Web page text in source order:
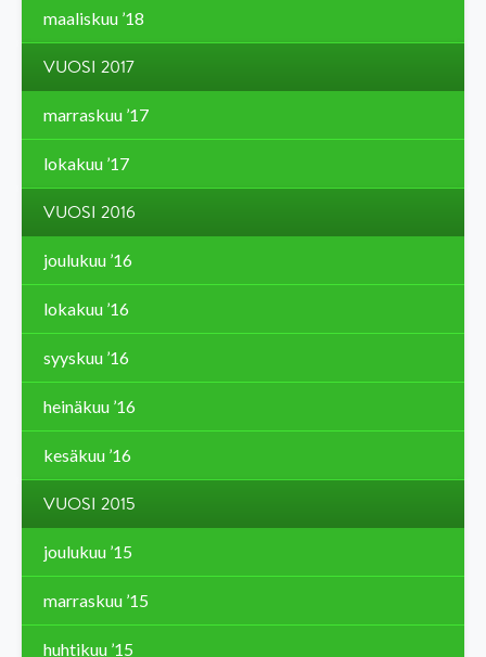
maaliskuu ’18
VUOSI 2017
marraskuu ’17
lokakuu ’17
VUOSI 2016
joulukuu ’16
lokakuu ’16
syyskuu ’16
heinäkuu ’16
kesäkuu ’16
VUOSI 2015
joulukuu ’15
marraskuu ’15
huhtikuu ’15